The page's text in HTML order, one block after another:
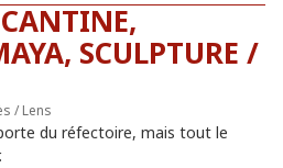
SCULPTURE /
/ Lens
du réfectoire, mais tout le